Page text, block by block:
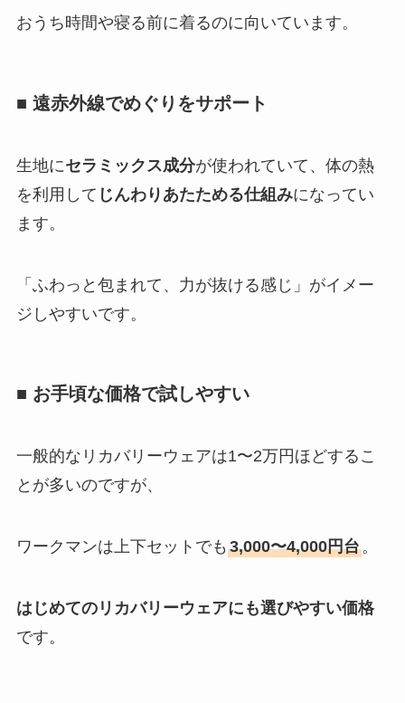
おうち時間や寝る前に着るのに向いています。
■ 遠赤外線でめぐりをサポート
生地にセラミックス成分が使われていて、体の熱
を利用して じんわりあたためる仕組みになってい
ます。
「ふわっと包まれて、力が抜ける感じ」がイメー
ジしやすいです。
■ お手頃な価格で試しやすい
一般的なリカバリーウェアは1〜2万円ほどするこ
とが多いのですが、
ワークマンは上下セットでも 3,000〜4,000円台。
はじめてのリカバリーウェアにも選びやすい価格
です。